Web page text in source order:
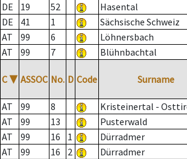
DE
19 52 Hasental
DE
41 1 Sächsische Schweiz
AT
99 6 Löhnersbach
AT
99 7 Blühnbachtal
C ▼ ASSOC No. D Code Surname
AT 99 8 Kristeinertal -
AT
99 13 Pusterwald
AT
99 16 1 Dürradmer
AT
99 16 2 Dürradmer